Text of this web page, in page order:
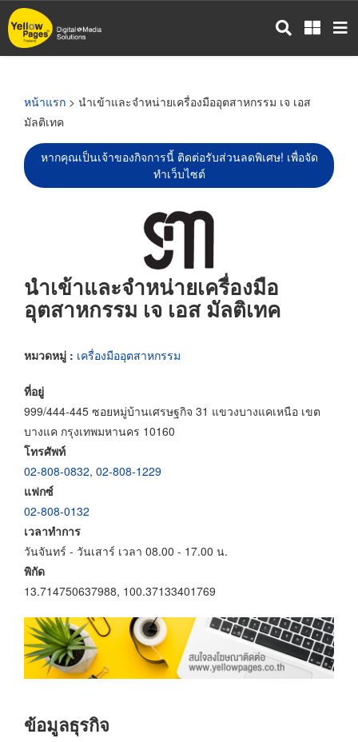
ข้าม
ไป
หน้าแรก > นำเข้าและจำหน่ายเครื่องมืออุตสาหกรรม เจ เอส
มัลติเทค
หากคุณเป็นเจ้าของกิจการนี้ ติดต่อรับส่วนลดพิเศษ! เพื่อจัด
ทำเว็บไซต์
นำเข้าและจำหน่ายเครื่องมือ
อุตสาหกรรม เจ เอส มัลติเทค
หมวดหมู่ : เครื่องมืออุตสาหกรรม
ที่อยู่
999/444-445 ซอยหมู่บ้านเศรษฐกิจ 31 แขวงบางแคเหนือ เขต
บางแค กรุงเทพมหานคร 10160
โทรศัพท์
02-808-0832, 02-808-1229
แฟกซ์
02-808-0132
เวลาทำการ
วันจันทร์ - วันเสาร์ เวลา 08.00 - 17.00 น.
พิกัด
13.714750637988, 100.37133401769
ข้อมูลธุรกิจ